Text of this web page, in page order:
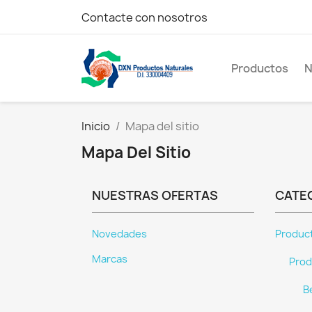
Contacte con nosotros
Productos
Inicio Mapa del sitio
Mapa Del Sitio
NUESTRAS OFERTAS
Novedades
Marcas